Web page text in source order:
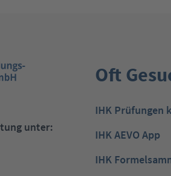
unter:
Oft
IHK Prüfungen
IHK AEVO App
IHK